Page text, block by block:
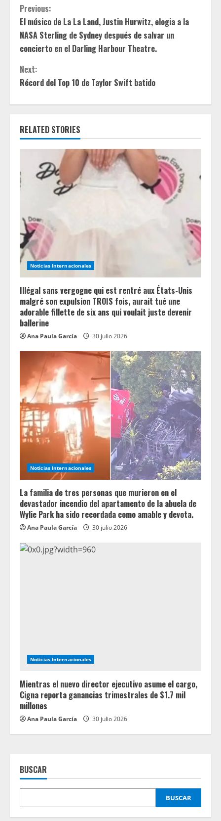
C
o
n
t
u
R
a
d
i
n
g
Previous:
El músico de La La Land, Justin Hurwitz, elogia a la
NASA Sterling de Sydney después de salvar un
concierto en el Darling Harbour Theatre.
Next:
Récord del Top 10 de Taylor Swift batido
RELATED STORIES
Noticias Internacionales
Illégal sans vergogne qui est rentré aux États-Unis
malgré son expulsion TROIS fois, aurait tué une
adorable fillette de six ans qui voulait juste devenir
ballerine
Ana Paula García 30 julio 2026
Noticias Internacionales
La familia de tres personas que murieron en el
devastador incendio del apartamento de la abuela de
Wylie Park ha sido recordada como amable y devota.
Ana Paula García 30 julio 2026
Noticias Internacionales
Mientras el nuevo director ejecutivo asume el cargo,
Cigna reporta ganancias trimestrales de $1.7 mil
millones
Ana Paula García 30 julio 2026
BUSCAR
BUSCAR